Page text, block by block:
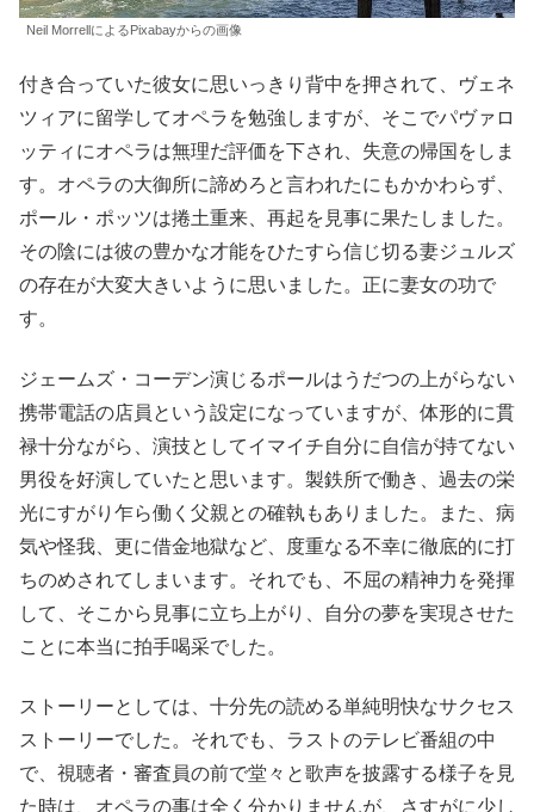
Neil MorrellによるPixabayからの画像
付き合っていた彼女に思いっきり背中を押されて、ヴェネ
ツィアに留学してオペラを勉強しますが、そこでパヴァロ
ッティにオペラは無理だ評価を下され、失意の帰国をしま
す。オペラの大御所に諦めろと言われたにもかかわらず、
ポール・ポッツは捲土重来、再起を見事に果たしました。
その陰には彼の豊かな才能をひたすら信じ切る妻ジュルズ
の存在が大変大きいように思いました。正に妻女の功で
す。
ジェームズ・コーデン演じるポールはうだつの上がらない
携帯電話の店員という設定になっていますが、体形的に貫
禄十分ながら、演技としてイマイチ自分に自信が持てない
男役を好演していたと思います。製鉄所で働き、過去の栄
光にすがり乍ら働く父親との確執もありました。また、病
気や怪我、更に借金地獄など、度重なる不幸に徹底的に打
ちのめされてしまいます。それでも、不屈の精神力を発揮
して、そこから見事に立ち上がり、自分の夢を実現させた
ことに本当に拍手喝采でした。
ストーリーとしては、十分先の読める単純明快なサクセス
ストーリーでした。それでも、ラストのテレビ番組の中
で、視聴者・審査員の前で堂々と歌声を披露する様子を見
た時は、オペラの事は全く分かりませんが、さすがに少し